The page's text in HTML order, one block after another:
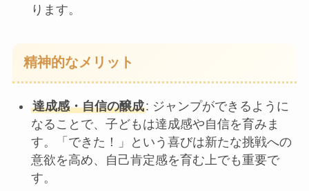
ります。
精神的なメリット
達成感・自信の醸成: ジャンプができるように
なることで、子どもは達成感や自信を育みま
す。「できた！」という喜びは新たな挑戦への
意欲を高め、自己肯定感を育む上でも重要で
す。